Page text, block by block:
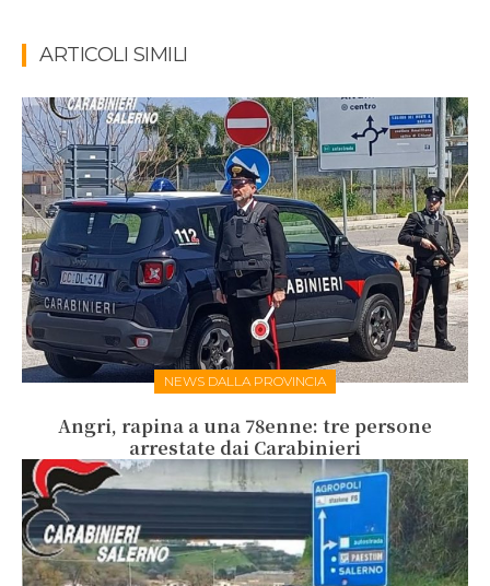
ARTICOLI SIMILI
NEWS DALLA PROVINCIA
Angri, rapina a una 78enne: tre persone
arrestate dai Carabinieri